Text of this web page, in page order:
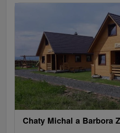
Chaty Michal a Barbora